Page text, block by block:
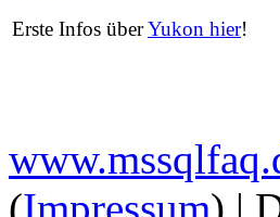
Erste Infos überYukon hier!
(Impressum) |